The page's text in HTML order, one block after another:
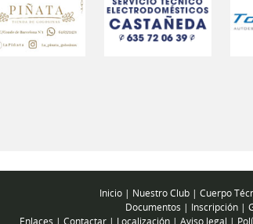
Inicio | Nuestro Club | Cuerpo
Documentos | Inscripción |
Enlaces | Contactar | Localización | Aviso legal |